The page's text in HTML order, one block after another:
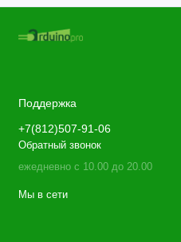
Поддержка
+7(812)507-91-06
Обратный звонок
ежедневно с 10.00 до 20.00
Мы в сети